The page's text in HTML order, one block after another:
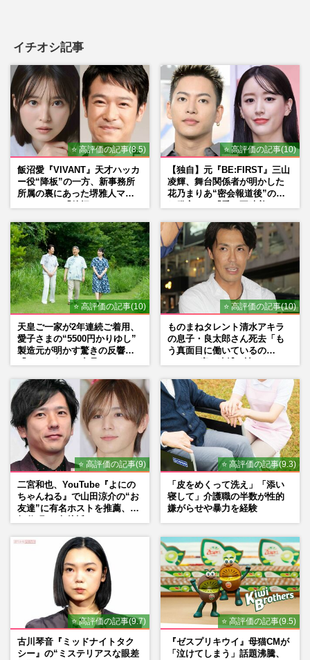
イチオシ記事
⭐ 高評価の記事(8.5)
飯沼愛『VIVANT』天才ハッカ
ー役“降板”の一方、新事務所
所属の裏にあった堺雅人マネ
⭐ 高評価の記事(10)
【独自】元『BE:FIRST』三山
凌輝、舞台関係者が明かした
花乃まりあ“密会報道後”の呆
⭐ 高評価の記事(10)
天皇ご一家が2年連続ご着用、
愛子さまの“5500円かりゆし”
製造元が明かす驚きの反響
⭐ 高評価の記事(10)
ものまねタレント清水アキラ
の息子・良太郎さん死去「も
う真面目に働いているの
⭐ 高評価の記事(9)
二宮和也、YouTube『よにの
ちゃんねる』で山田涼介の“お
友達”に有名ホストを推薦、歌
⭐ 高評価の記事(9.3)
「皮をめくって洗え」「添い
寝して」介護職の半数が性的
嫌がらせや暴力を経験
⭐ 高評価の記事(9.7)
古川琴音『ミッドナイトタク
シー』の“ミステリアスな眼差
⭐ 高評価の記事(9.5)
『ゼスプリキウイ』母猫CMが
「泣けてしまう」話題沸騰、